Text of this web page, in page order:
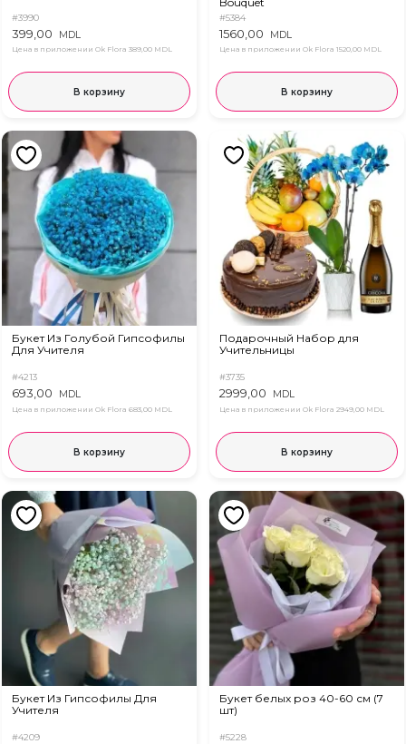
#3990
399,00 MDL
Цена в приложении Ok Flora 389,00 MDL
В корзину
#5384
1560,00 MDL
Цена в приложении Ok Flora 1520,00 MDL
В корзину
Букет Из Голубой Гипсофилы
Для Учителя
#4213
693,00 MDL
Цена в приложении Ok Flora 683,00 MDL
В корзину
Подарочный Набор для
Учительницы
#3735
2999,00 MDL
Цена в приложении Ok Flora 2949,00 MDL
В корзину
Букет Из Гипсофилы Для
Учителя
#4209
Букет белых роз 40-60 см (7
шт)
#5228